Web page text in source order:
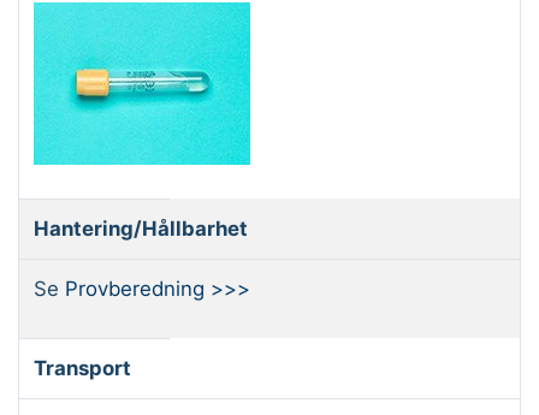
Hantering/Hållbarhet
Se Provberedning >>>
Transport